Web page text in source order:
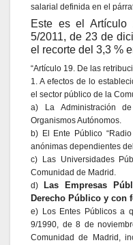
salarial definida en el
Este es el
5/2011, de 23 de
el recorte del 3,3 %
“Artículo 19. De las
1. A efectos de lo
el sector público de la
a) La Administración
Organismos Autónomos.
b) El Ente Público
anónimas dependientes
c) Las Universidades
Comunidad de Madrid.
d) Las Empresas
Derecho Público y con
e) Los Entes Públicos a
9/1990, de 8 de
Comunidad de Madrid,